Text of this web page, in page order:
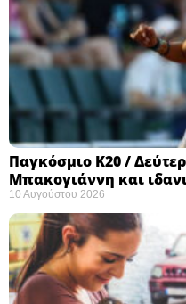
Παγκόσμιο Κ20 /
Μπακογιάννη και
10 Αυγούστου 2026